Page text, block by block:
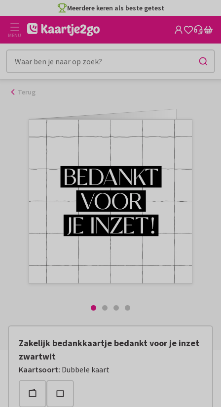
naar
inhoud
Meerdere keren als beste getest
MENU
Terug
Zakelijk bedankkaartje bedankt voor je inzet
zwartwit
Kaartsoort: Dubbele kaart